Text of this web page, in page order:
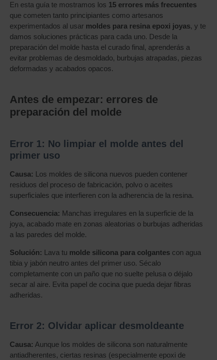
En esta guía te mostramos los 15 errores más frecuentes
que cometen tanto principiantes como artesanos
experimentados al usar moldes para resina epoxi joyas, y te
damos soluciones prácticas para cada uno. Desde la
preparación del molde hasta el curado final, aprenderás a
evitar problemas de desmoldado, burbujas atrapadas, piezas
deformadas y acabados opacos.
Antes de empezar: errores de
preparación del molde
Error 1: No limpiar el molde antes del
primer uso
Causa: Los moldes de silicona nuevos pueden contener
residuos del proceso de fabricación, polvo o aceites
superficiales que interfieren con la adherencia de la resina.
Consecuencia: Manchas irregulares en la superficie de la
joya, acabado mate en zonas aleatorias o burbujas adheridas
a las paredes del molde.
Solución: Lava tu molde silicona para colgantes con agua
tibia y jabón neutro antes del primer uso. Sécalo
completamente con un paño que no suelte pelusa o déjalo
secar al aire. Evita papel de cocina que pueda dejar fibras
adheridas.
Error 2: Olvidar aplicar desmoldeante
Causa: Aunque los moldes de silicona son naturalmente
antiadherentes, ciertas resinas (especialmente epoxi de